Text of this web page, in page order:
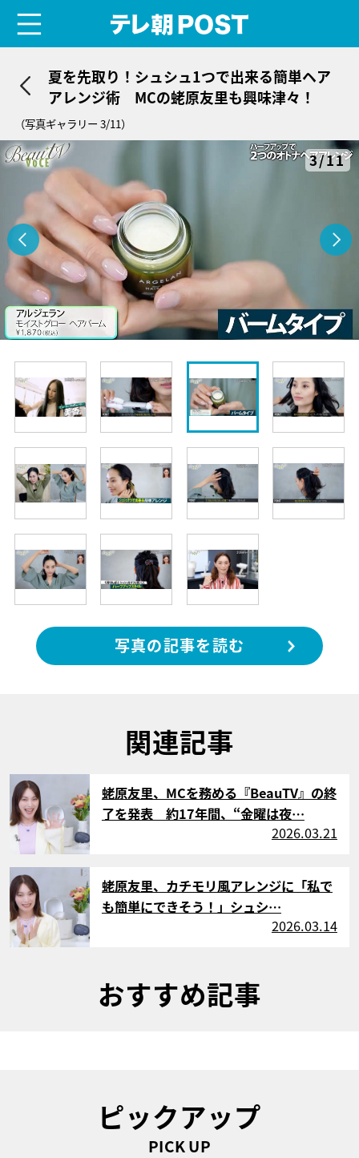
夏を先取り！シュシュ1つで出来る簡単ヘア
アレンジ術 MCの蛯原友里も興味津々！
（写真ギャラリー 3/11）
3/11
写真の記事を読む
関連記事
サムネイル
蛯原友里、MCを務める『BeauTV』の終
了を発表 約17年間、“金曜は夜…
2026.03.21
蛯原友里、カチモリ風アレンジに「私で
も簡単にできそう！」シュシ…
2026.03.14
おすすめ記事
ピックアップ
PICK UP